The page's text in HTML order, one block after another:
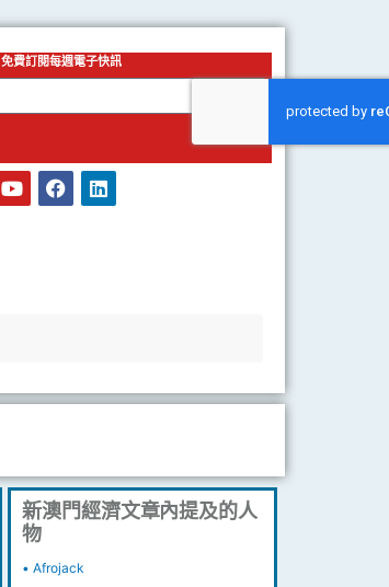
免費訂閱每週電子快訊
新澳門經濟文章內提及的人
物
•Afrojack